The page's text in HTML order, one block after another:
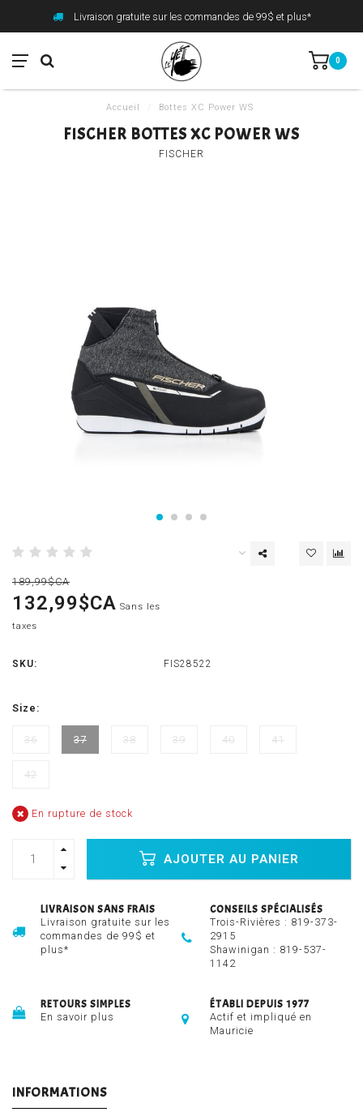
Livraison gratuite sur les commandes de 99$ et plus*
0
Accueil Bottes XC Power WS
FISCHER BOTTES XC POWER WS
FISCHER
189,99$CA
132,99$CA Sans les
taxes
SKU: FIS28522
Size:
36 37 38 39 40 41
42
En rupture de stock
AJOUTER AU PANIER
LIVRAISON SANS FRAIS
Livraison gratuite sur les
commandes de 99$ et
plus*
CONSEILS SPÉCIALISÉS
Trois-Rivières : 819-373-
2915
Shawinigan : 819-537-
1142
RETOURS SIMPLES
En savoir plus
ÉTABLI DEPUIS 1977
Actif et impliqué en
Mauricie
INFORMATIONS